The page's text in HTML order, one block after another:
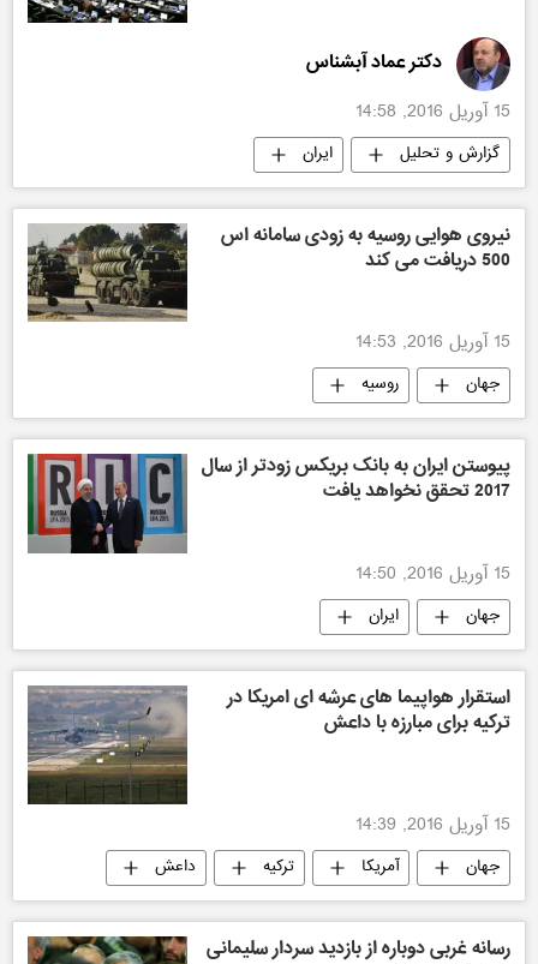
دکتر عماد آبشناس
15 آوریل 2016, 14:58
گزارش و تحلیل ایران
نیروی هوایی روسیه به زودی سامانه اس
500 دریافت می کند
15 آوریل 2016, 14:53
جهان روسیه
پیوستن ایران به بانک بریکس زودتر از سال
2017 تحقق نخواهد یافت
15 آوریل 2016, 14:50
جهان ایران
استقرار هواپیما های عرشه ای امریکا در
ترکیه برای مبارزه با داعش
15 آوریل 2016, 14:39
جهان آمریکا ترکیه داعش
رسانه غربی دوباره از بازدید سردار سلیمانی